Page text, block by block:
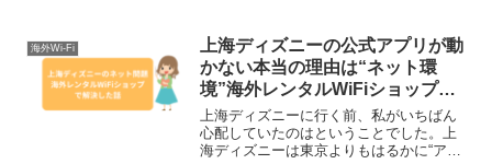
GoogleLINEInstagramGoogleマップこれ
らが普...
海外Wi-Fi
上海ディズニーの公式アプリが動
かない本当の理由は“ネット環
境”海外レンタルWiFiショップで
解決した話
上海ディズニーに行く前、私がいちばん
心配していたのはということでした。上
海ディズニーは東京よりもはるかに“アプ